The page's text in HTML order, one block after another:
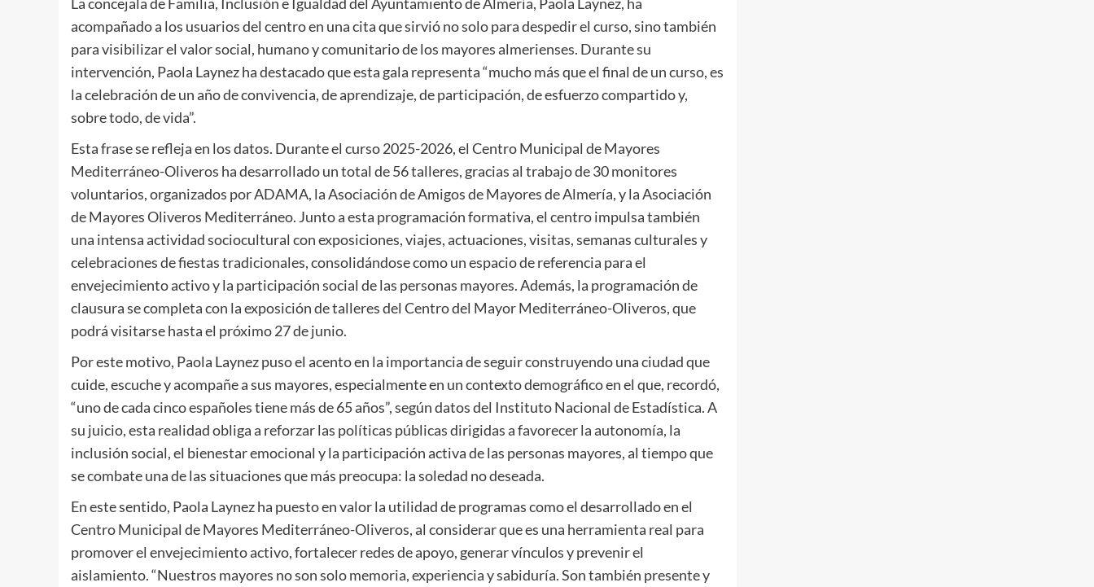
acompañado a los usuarios del centro en una cita que sirvió no solo para despedir el curso, sino también
para visibilizar el valor social, humano y comunitario de los mayores almerienses. Durante su
intervención, Paola Laynez ha destacado que esta gala representa “mucho más que el final de un curso, es
la celebración de un año de convivencia, de aprendizaje, de participación, de esfuerzo compartido y,
sobre todo, de vida”.
Esta frase se refleja en los datos. Durante el curso 2025-2026, el Centro Municipal de Mayores
Mediterráneo-Oliveros ha desarrollado un total de 56 talleres, gracias al trabajo de 30 monitores
voluntarios, organizados por ADAMA, la Asociación de Amigos de Mayores de Almería, y la Asociación
de Mayores Oliveros Mediterráneo. Junto a esta programación formativa, el centro impulsa también
una intensa actividad sociocultural con exposiciones, viajes, actuaciones, visitas, semanas culturales y
celebraciones de fiestas tradicionales, consolidándose como un espacio de referencia para el
envejecimiento activo y la participación social de las personas mayores. Además, la programación de
clausura se completa con la exposición de talleres del Centro del Mayor Mediterráneo-Oliveros, que
podrá visitarse hasta el próximo 27 de junio.
Por este motivo, Paola Laynez puso el acento en la importancia de seguir construyendo una ciudad que
cuide, escuche y acompañe a sus mayores, especialmente en un contexto demográfico en el que, recordó,
“uno de cada cinco españoles tiene más de 65 años”, según datos del Instituto Nacional de Estadística. A
su juicio, esta realidad obliga a reforzar las políticas públicas dirigidas a favorecer la autonomía, la
inclusión social, el bienestar emocional y la participación activa de las personas mayores, al tiempo que
se combate una de las situaciones que más preocupa: la soledad no deseada.
En este sentido, Paola Laynez ha puesto en valor la utilidad de programas como el desarrollado en el
Centro Municipal de Mayores Mediterráneo-Oliveros, al considerar que es una herramienta real para
promover el envejecimiento activo, fortalecer redes de apoyo, generar vínculos y prevenir el
aislamiento. “Nuestros mayores no son solo memoria, experiencia y sabiduría. Son también presente y